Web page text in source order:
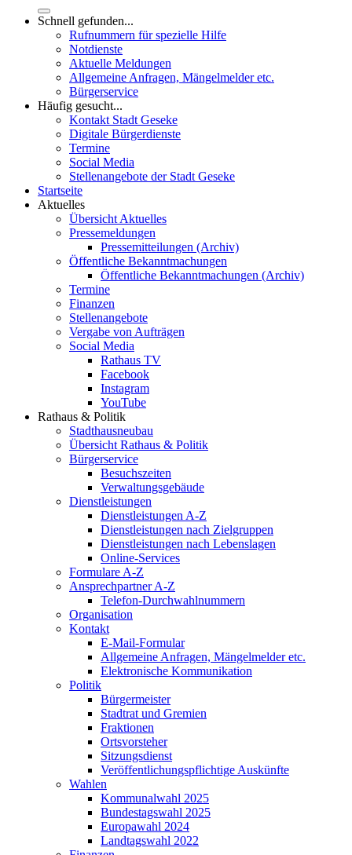
Schnell gefunden...
Rufnummern für spezielle Hilfe
Notdienste
Aktuelle Meldungen
Allgemeine Anfragen, Mängelmelder etc.
Bürgerservice
Häufig gesucht...
Kontakt Stadt Geseke
Digitale Bürgerdienste
Termine
Social Media
Stellenangebote der Stadt Geseke
Startseite
Aktuelles
Übersicht Aktuelles
Pressemeldungen
Pressemitteilungen (Archiv)
Öffentliche Bekanntmachungen
Öffentliche Bekanntmachungen (Archiv)
Termine
Finanzen
Stellenangebote
Vergabe von Aufträgen
Social Media
Rathaus TV
Facebook
Instagram
YouTube
Rathaus & Politik
Stadthausneubau
Übersicht Rathaus & Politik
Bürgerservice
Besuchszeiten
Verwaltungsgebäude
Dienstleistungen
Dienstleistungen A-Z
Dienstleistungen nach Zielgruppen
Dienstleistungen nach Lebenslagen
Online-Services
Formulare A-Z
Ansprechpartner A-Z
Telefon-Durchwahlnummern
Organisation
Kontakt
E-Mail-Formular
Allgemeine Anfragen, Mängelmelder etc.
Elektronische Kommunikation
Politik
Bürgermeister
Stadtrat und Gremien
Fraktionen
Ortsvorsteher
Sitzungsdienst
Veröffentlichungspflichtige Auskünfte
Wahlen
Kommunalwahl 2025
Bundestagswahl 2025
Europawahl 2024
Landtagswahl 2022